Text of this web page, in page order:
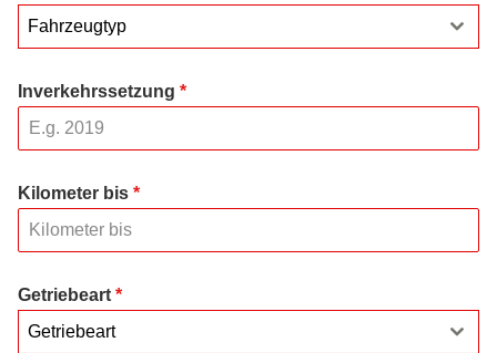
Fahrzeugtyp
Inverkehrssetzung *
Kilometer bis *
Getriebeart *
Getriebeart